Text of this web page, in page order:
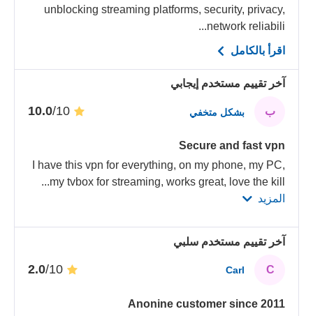
unblocking streaming platforms, security, privacy,
network reliabili...
اقرأ بالكامل
آخر تقييم مستخدم إيجابي
ب بشكل متخفي /10
Secure and fast vpn
I have this vpn for everything, on my phone, my PC,
my tvbox for streaming, works great, love the kill
...
المزيد
آخر تقييم مستخدم سلبي
C
Carl
/10
Anonine customer since 2011